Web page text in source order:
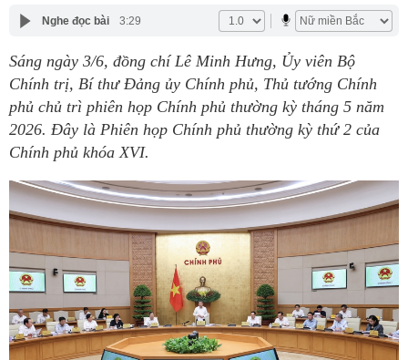
Nghe đọc bài 3:29
Sáng ngày 3/6, đồng chí Lê Minh Hưng, Ủy viên Bộ
Chính trị, Bí thư Đảng ủy Chính phủ, Thủ tướng Chính
phủ chủ trì phiên họp Chính phủ thường kỳ tháng 5 năm
2026. Đây là Phiên họp Chính phủ thường kỳ thứ 2 của
Chính phủ khóa XVI.